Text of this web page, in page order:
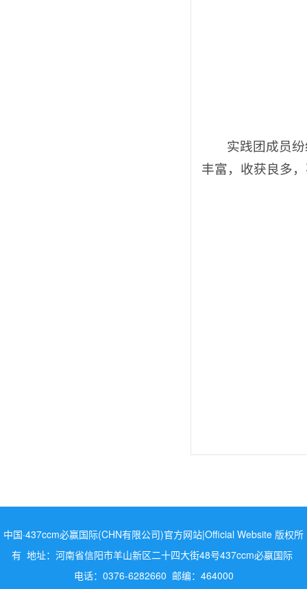
实践团成员
丰富，收获良多
中国·437ccm必赢国际(CHN有限公司)官方网站|Official Website 版权所
有 地址：河南省信阳市羊山新区二十四大街48号437ccm必嬴国际
电话：0376-6282660 邮编：464000